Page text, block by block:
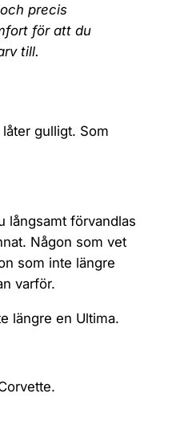
precis
för att du
till.
gulligt. Som
långsamt förvandlas
Någon som vet
som inte längre
varför.
längre en Ultima.